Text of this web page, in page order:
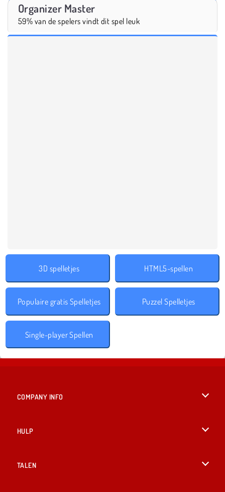
Organizer Master
59% van de spelers vindt dit spel leuk
3D spelletjes HTML5-spellen
Populaire gratis Spelletjes Puzzel Spelletjes
Single-player Spellen
COMPANY INFO
HULP
TALEN